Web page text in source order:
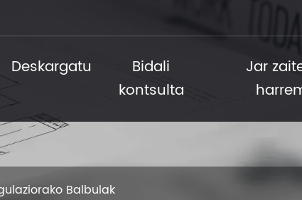
Deskargatu
Bidali
kontsulta
Jar
Balbulak